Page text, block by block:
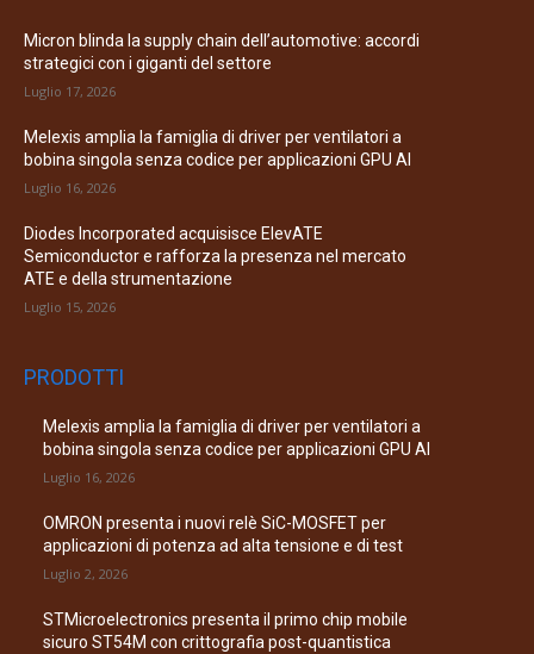
Micron blinda la supply chain dell’automotive: accordi
strategici con i giganti del settore
Luglio 17, 2026
Melexis amplia la famiglia di driver per ventilatori a
bobina singola senza codice per applicazioni GPU AI
Luglio 16, 2026
Diodes Incorporated acquisisce ElevATE
Semiconductor e rafforza la presenza nel mercato
ATE e della strumentazione
Luglio 15, 2026
PRODOTTI
Melexis amplia la famiglia di driver per ventilatori a
bobina singola senza codice per applicazioni GPU AI
Luglio 16, 2026
OMRON presenta i nuovi relè SiC-MOSFET per
applicazioni di potenza ad alta tensione e di test
Luglio 2, 2026
STMicroelectronics presenta il primo chip mobile
sicuro ST54M con crittografia post-quantistica